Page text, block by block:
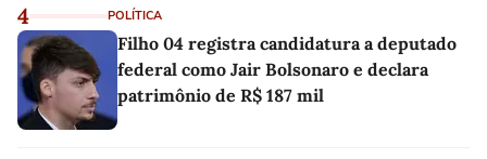
4 POLÍTICA
Filho 04 registra candidatura a deputado
federal como Jair Bolsonaro e declara
patrimônio de R$ 187 mil